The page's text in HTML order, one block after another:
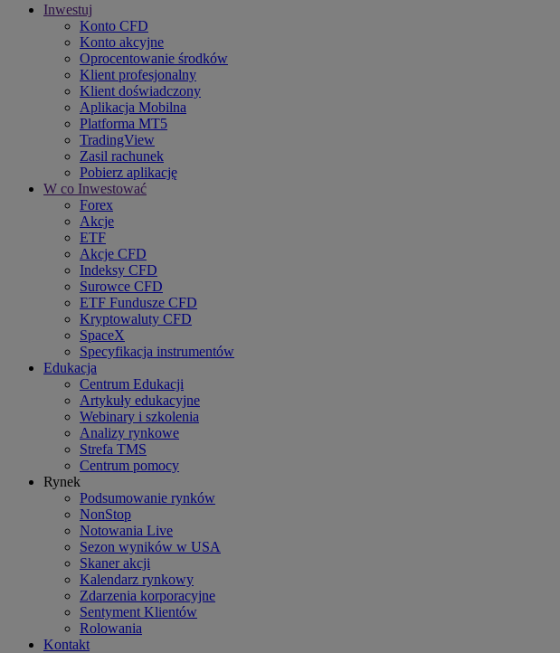
Inwestuj
Konto CFD
Konto akcyjne
Oprocentowanie środków
Klient profesjonalny
Klient doświadczony
Aplikacja Mobilna
Platforma MT5
TradingView
Zasil rachunek
Pobierz aplikację
W co Inwestować
Forex
Akcje
ETF
Akcje CFD
Indeksy CFD
Surowce CFD
ETF Fundusze CFD
Kryptowaluty CFD
SpaceX
Specyfikacja instrumentów
Edukacja
Centrum Edukacji
Artykuły edukacyjne
Webinary i szkolenia
Analizy rynkowe
Strefa TMS
Centrum pomocy
Rynek
Podsumowanie rynków
NonStop
Notowania Live
Sezon wyników w USA
Skaner akcji
Kalendarz rynkowy
Zdarzenia korporacyjne
Sentyment Klientów
Rolowania
Kontakt